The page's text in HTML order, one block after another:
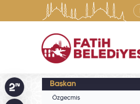
Başkan
Özgeçmiş